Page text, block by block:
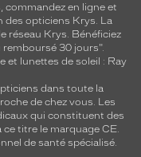
commandez en ligne et
des opticiens Krys. La
réseau Krys. Bénéficiez
30 jours".
et lunettes de soleil : Ray
dans toute la
de chez vous. Les
qui constituent des
titre le marquage CE.
de santé spécialisé.